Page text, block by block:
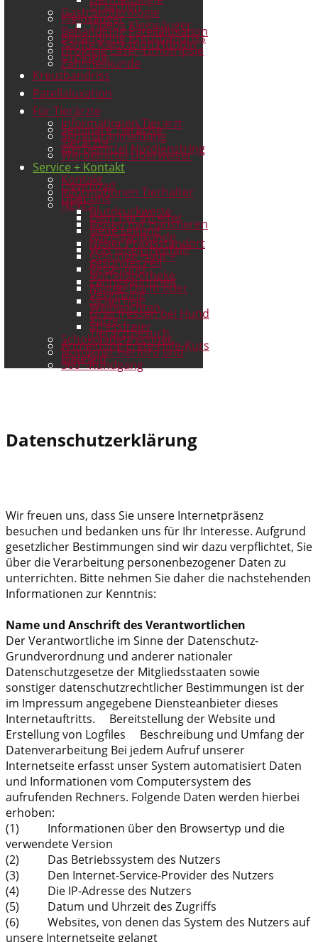
Ursachen
Gastroenterologie
Kleinsäuger
Videos Kleinsäuger
Behandlung Patellaluxation
Behandlung Kreuzbandriss
Sanfte Kastration Hündin
Urologie Laser-Lithotripsie
Urologie
Zahnheilkunde
Kreuzbandriss
Patellaluxation
Für Tierärzte
Informationen Tierarzt
Seminare Tierärzte
Seminaranmeldung
Tierärzte
Werbemittel Notdienstring
Werbemittel Überweiser
Service + Kontakt
Kontakt
Download
Informationen Tierhalter
Über uns
NEWSBlutdruckwerte
Dein Tier im Alter
Reisen mit Haustieren
Neue Leitung
Augenheilkunde
Neuer Praxisstandort
Was ist ein Notfall?
Gesunde Haut +
gesundes Fell
Reise- und
Notfallapotheke
Zahngesundheit
Magen-Darm oder
Vergiftung
Sicherheit
Weihnachten
Gras fressen bei Hund
Katze
Stressfreier
Tierarztbesuch
Schokoladenrechner
Anmeldung Erste-Hilfe-Kurs
Notdienst Herford und
Bielefeld
360°-Rundgang
Datenschutzerklärung
Wir freuen uns, dass Sie unsere Internetpräsenz
besuchen und bedanken uns für Ihr Interesse. Aufgrund
gesetzlicher Bestimmungen sind wir dazu verpflichtet, Sie
über die Verarbeitung personenbezogener Daten zu
unterrichten. Bitte nehmen Sie daher die nachstehenden
Informationen zur Kenntnis:
Name und Anschrift des Verantwortlichen
Der Verantwortliche im Sinne der Datenschutz-
Grundverordnung und anderer nationaler
Datenschutzgesetze der Mitgliedsstaaten sowie
sonstiger datenschutzrechtlicher Bestimmungen ist der
im Impressum angegebene Diensteanbieter dieses
Internetauftritts. Bereitstellung der Website und
Erstellung von Logfiles Beschreibung und Umfang der
Datenverarbeitung Bei jedem Aufruf unserer
Internetseite erfasst unser System automatisiert Daten
und Informationen vom Computersystem des
aufrufenden Rechners. Folgende Daten werden hierbei
erhoben:
(1) Informationen über den Browsertyp und die
verwendete Version
(2) Das Betriebssystem des Nutzers
(3) Den Internet-Service-Provider des Nutzers
(4) Die IP-Adresse des Nutzers
(5) Datum und Uhrzeit des Zugriffs
(6) Websites, von denen das System des Nutzers auf
unsere Internetseite gelangt